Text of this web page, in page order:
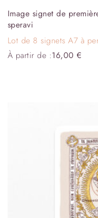
Image signet de
speravi
Lot de 8 signets A7 à
À partir de :16,00€